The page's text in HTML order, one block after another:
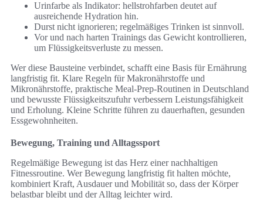
Urinfarbe als Indikator: hellstrohfarben deutet auf
ausreichende Hydration hin.
Durst nicht ignorieren; regelmäßiges Trinken ist sinnvoll.
Vor und nach harten Trainings das Gewicht kontrollieren,
um Flüssigkeitsverluste zu messen.
Wer diese Bausteine verbindet, schafft eine Basis für Ernährung
langfristig fit. Klare Regeln für Makronährstoffe und
Mikronährstoffe, praktische Meal-Prep-Routinen in Deutschland
und bewusste Flüssigkeitszufuhr verbessern Leistungsfähigkeit
und Erholung. Kleine Schritte führen zu dauerhaften, gesunden
Essgewohnheiten.
Bewegung, Training und Alltagssport
Regelmäßige Bewegung ist das Herz einer nachhaltigen
Fitnessroutine. Wer Bewegung langfristig fit halten möchte,
kombiniert Kraft, Ausdauer und Mobilität so, dass der Körper
belastbar bleibt und der Alltag leichter wird.